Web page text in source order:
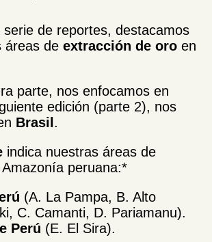
serie de reportes, destacamos
áreas de extracción de oro en
parte, nos enfocamos en
edición (parte 2), nos
Brasil.
indica nuestras áreas de
peruana:*
(A. La Pampa, B. Alto
C. Camanti, D. Pariamanu).
Perú (E. El Sira).